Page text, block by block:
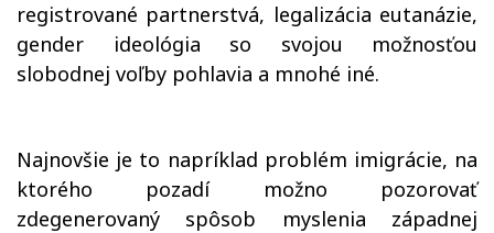
registrované partnerstvá, legalizácia eutanázie,
gender ideológia so svojou možnosťou
slobodnej voľby pohlavia a mnohé iné.
Najnovšie je to napríklad problém imigrácie, na
ktorého pozadí možno pozorovať
zdegenerovaný spôsob myslenia západnej